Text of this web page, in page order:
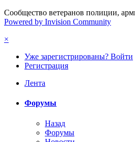
Сообщество ветеранов полиции,
Powered by Invision Community
×
Уже зарегистрированы? Войти
Регистрация
Лента
Форумы
Назад
Форумы